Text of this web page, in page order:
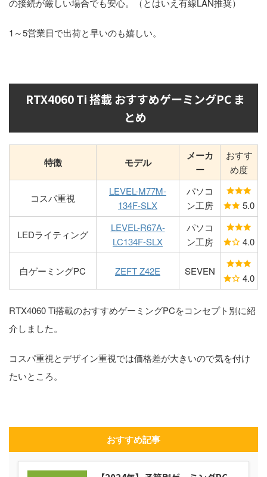
の接続が厳しい場合でも安心。（とはいえ有線LAN推奨）
1～5営業日で出荷と早いのも嬉しい。
RTX4060 Ti 搭載 おすすめゲーミングPC ま
とめ
特徴 モデル
メーカ
ー
おすす
め度
コスパ重視
LEVEL-M77M-
134F-SLX
パソコ
ン工房
5.0
LEDライティング
LEVEL-R67A-
LC134F-SLX
パソコ
ン工房
4.0
白ゲーミングPC ZEFT Z42E SEVEN
4.0
RTX4060 Ti搭載のおすすめゲーミングPCをコンセプト別に紹
介しました。
コスパ重視とデザイン重視では価格差が大きいので気を付け
たいところ。
おすすめ記事